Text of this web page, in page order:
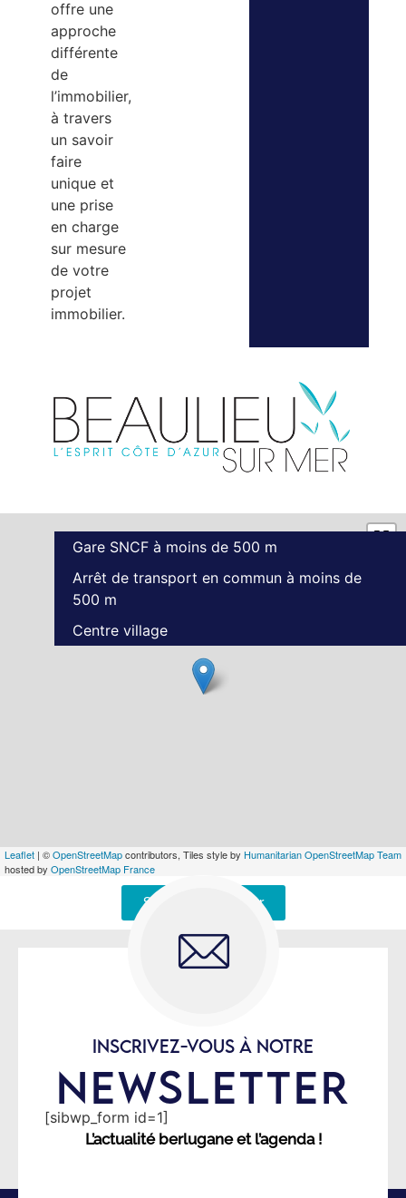
offre une
approche
différente
de
l’immobilier,
à travers
un savoir
faire
unique et
une prise
en charge
sur mesure
de votre
projet
immobilier.
Leaflet | ©OpenStreetMapcontributors, Tiles style by Humanitarian OpenStreetMap Team
hosted by OpenStreetMap France
Gare SNCF à moins de 500 m
Arrêt de transport en commun à moins de
500 m
Centre village
Signaler une erreur
INSCRIVEZ-VOUS À NOTRE
NEWSLETTER
[sibwp_form id=1]
L’actualité berlugane et l’agenda !